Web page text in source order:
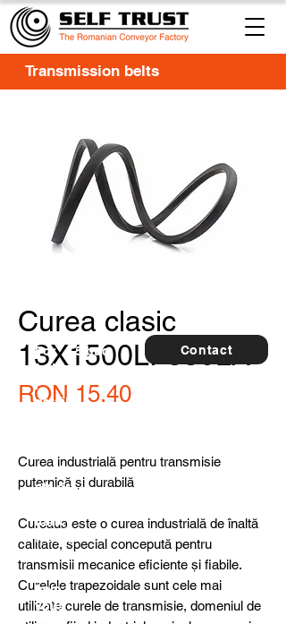
Curea clasic
13X1500LI-550LA
RON 15.40Price
Curea industrială pentru transmisie
puternică și durabilă
Cureaua este o curea industrială de înaltă
calitate, special concepută pentru
transmisii mecanice eficiente și fiabile.
Curelele trapezoidale sunt cele mai
utilizate curele de transmisie, domeniul de
Transmission belts
Contact
For
furthe
r
detail
produ
cts or
ltancy
we are
here
to
help
you!
5 buc.